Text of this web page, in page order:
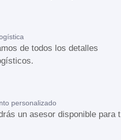
de todos los detalles
personalizado
un asesor disponible para